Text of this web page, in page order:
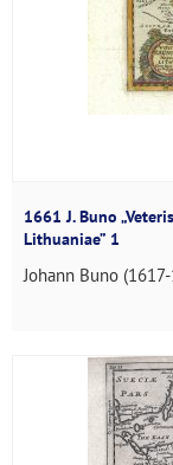
1661 J. Buno
Lithuaniae” 1
Johann Buno